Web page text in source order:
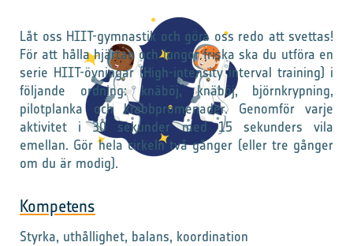
Låt oss HIIT-gymnastik och göra oss redo att svettas!
För att hålla hjärtan och lungor friska ska du utföra en
serie HIIT-övningar (High-intensity interval training) i
följande ordning: knäböj, knäböj, björnkrypning,
pilotplanka och krabbpromenader. Genomför varje
aktivitet i 30 sekunder med 15 sekunders vila
emellan. Gör hela cirkeln två gånger (eller tre gånger
om du är modig).
Kompetens
Styrka, uthållighet, balans, koordination